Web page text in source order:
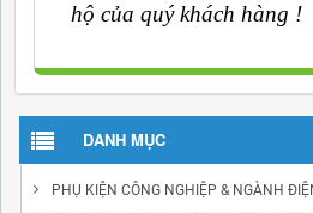
hộ của quý khách hàng !
DANH MỤC
PHỤ KIỆN CÔNG NGHIỆP & NGÀNH